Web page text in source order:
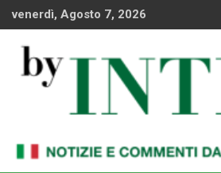
venerdì, Agosto 7, 2026